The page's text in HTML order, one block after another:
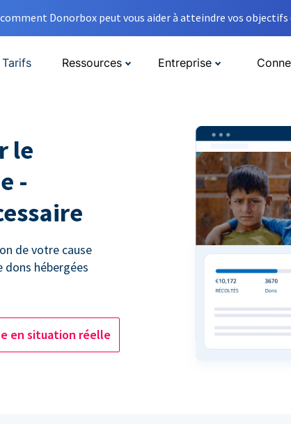
Donorbox peut vous aider à atteindre vos objectifs
Tarifs Ressources Entreprise
le
-
de votre cause
dons hébergées
en situation réelle